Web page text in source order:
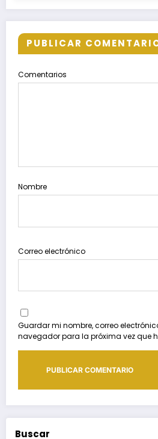
PUBLICAR
Comentarios
Nombre
Correo electrónico
Guardar mi nombre, correo
navegador para la próxima vez que
Buscar